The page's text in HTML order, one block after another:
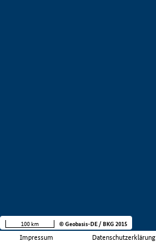
Impressum Datenschutzerklärung
100 km © Geobasis-DE / BKG 2015